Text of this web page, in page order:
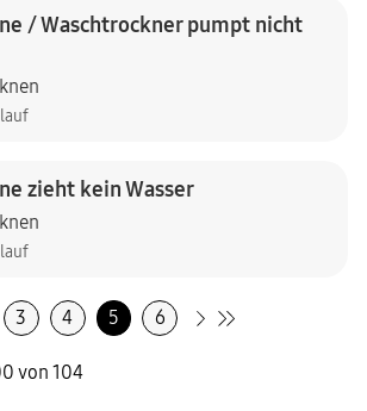
/ Waschtrockner pumpt nicht
zieht kein Wasser
3 4 5 6
von 104